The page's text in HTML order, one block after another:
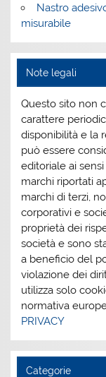
Nastro
misurabile
Note legali
Questo sito non
carattere
disponibilità e la
può essere
editoriale ai
marchi riportati
marchi di terzi,
corporativi e
proprietà dei
società e sono
a beneficio del
violazione dei
utilizza solo
normativa
PRIVACY
Categorie